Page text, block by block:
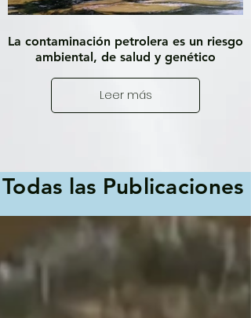
La contaminación petrolera es un riesgo
ambiental, de salud y genético
Leer más
Todas las Publicaciones